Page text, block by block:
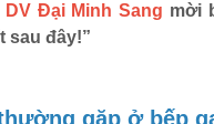
DV Đại Minh Sang mời
sau đây!”
gặp ở bếp
HOÀN THÀNH